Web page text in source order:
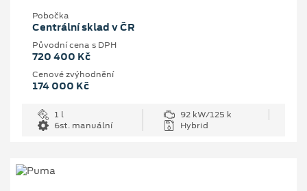
Pobočka
Centrální sklad v ČR
Původní cena s DPH
720 400 Kč
Cenové zvýhodnění
174 000 Kč
1 l
92 kW/125 k
6st. manuální
Hybrid